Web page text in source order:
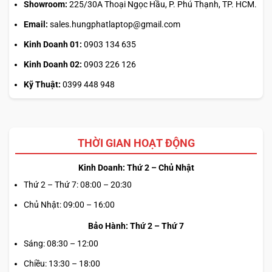
Bàn phím và touchpad củaHP EliteBook 830 G10
một điểm mạnh không thể bỏ qua. Thiết kế ergonomic
cùng với độ nảy tốt giúp người dùng có những trải nghiệm
Showroom: 225/30A Thoại Ngọc Hầu, P. Phú Thạnh, TP. HCM.
Email: sales.hungphatlaptop@gmail.com
Kinh Doanh 01: 0903 134 635
Kinh Doanh 02: 0903 226 126
Kỹ Thuật: 0399 448 948
THỜI GIAN HOẠT ĐỘNG
Kinh Doanh: Thứ 2 – Chủ Nhật
Thứ 2 – Thứ 7: 08:00 – 20:30
Chủ Nhật: 09:00 – 16:00
Bảo Hành: Thứ 2 – Thứ 7
Sáng: 08:30 – 12:00
Chiều: 13:30 – 18:00